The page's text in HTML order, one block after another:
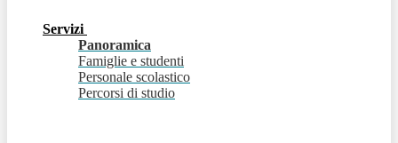
Servizi
Panoramica
Famiglie e studenti
Personale scolastico
Percorsi di studio